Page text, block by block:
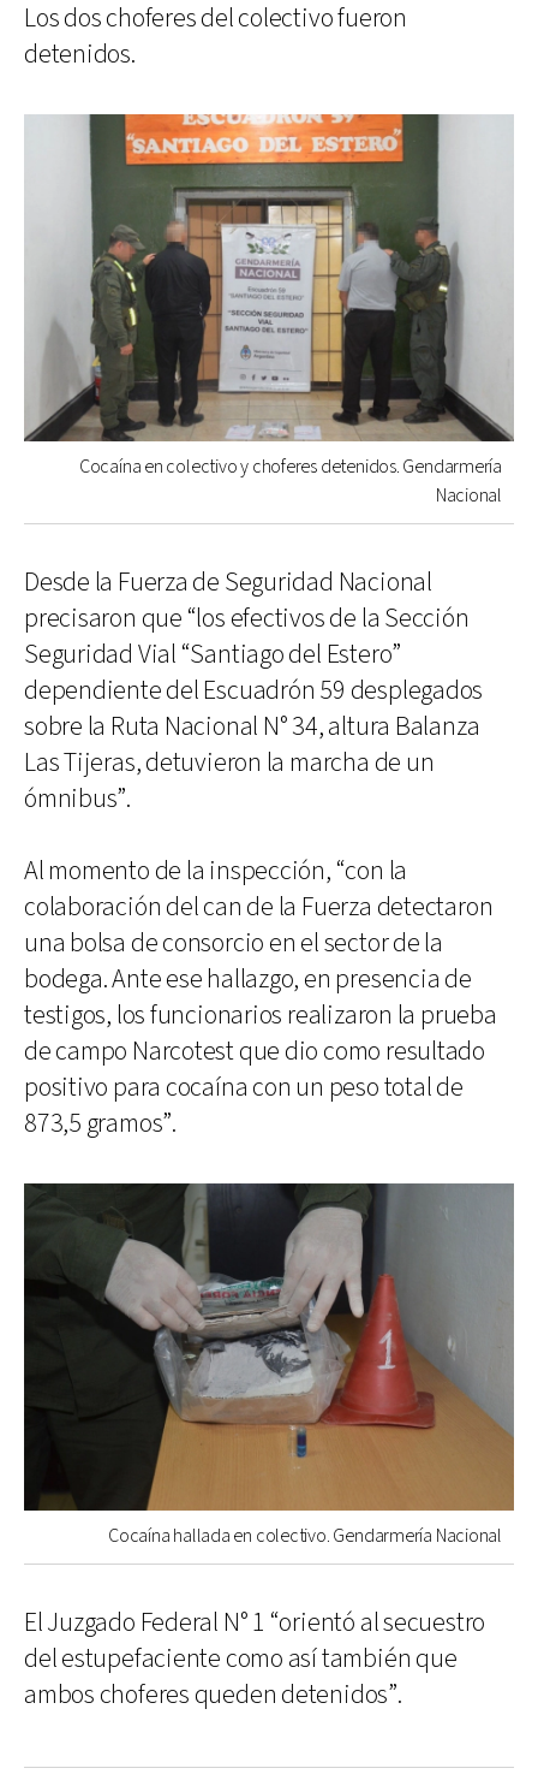
Los dos choferes del colectivo fueron
detenidos.
Cocaína en colectivo y choferes detenidos. Gendarmería
Nacional
Desde la Fuerza de Seguridad Nacional
precisaron que “los efectivos de la Sección
Seguridad Vial “Santiago del Estero”
dependiente del Escuadrón 59 desplegados
sobre la Ruta Nacional N° 34, altura Balanza
Las Tijeras, detuvieron la marcha de un
ómnibus”.
Al momento de la inspección, “con la
colaboración del can de la Fuerza detectaron
una bolsa de consorcio en el sector de la
bodega. Ante ese hallazgo, en presencia de
testigos, los funcionarios realizaron la prueba
de campo Narcotest que dio como resultado
positivo para cocaína con un peso total de
873,5 gramos”.
Cocaína hallada en colectivo. Gendarmería Nacional
El Juzgado Federal N° 1 “orientó al secuestro
del estupefaciente como así también que
ambos choferes queden detenidos”.